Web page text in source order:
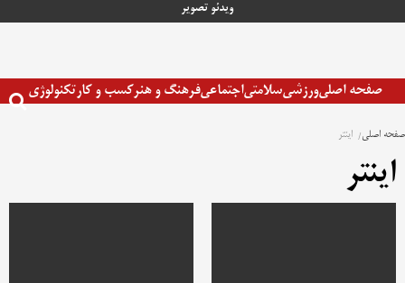
ویدئو تصویر
صفحه اصلیورزشیسلامتیاجتماعیفرهنگ و هنرکسب و کارتکنولوژی
صفحه اصلی اینتر
اینتر